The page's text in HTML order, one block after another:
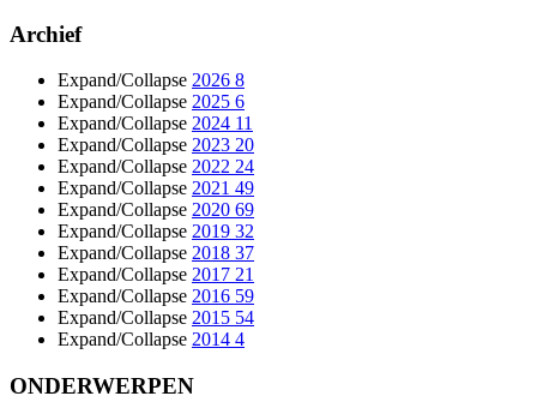
Archief
Expand/Collapse 2026 8
Expand/Collapse 2025 6
Expand/Collapse 2024 11
Expand/Collapse 2023 20
Expand/Collapse 2022 24
Expand/Collapse 2021 49
Expand/Collapse 2020 69
Expand/Collapse 2019 32
Expand/Collapse 2018 37
Expand/Collapse 2017 21
Expand/Collapse 2016 59
Expand/Collapse 2015 54
Expand/Collapse 2014 4
ONDERWERPEN